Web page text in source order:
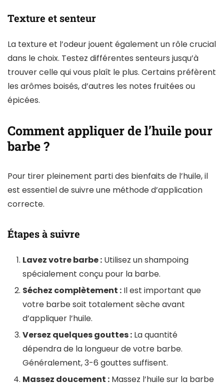
Texture et senteur
La texture et l’odeur jouent également un rôle crucial
dans le choix. Testez différentes senteurs jusqu’à
trouver celle qui vous plaît le plus. Certains préfèrent
les arômes boisés, d’autres les notes fruitées ou
épicées.
Comment appliquer de l’huile pour
barbe ?
Pour tirer pleinement parti des bienfaits de l’huile, il
est essentiel de suivre une méthode d’application
correcte.
Étapes à suivre
Lavez votre barbe : Utilisez un shampoing
spécialement conçu pour la barbe.
Séchez complètement : Il est important que
votre barbe soit totalement sèche avant
d’appliquer l’huile.
Versez quelques gouttes : La quantité
dépendra de la longueur de votre barbe.
Généralement, 3-6 gouttes suffisent.
Massez doucement : Massez l’huile sur la barbe